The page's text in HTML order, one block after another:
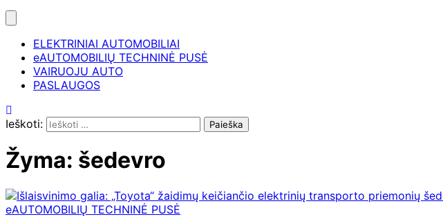
ELEKTRINIAI AUTOMOBILIAI
eAUTOMOBILIŲ TECHNINĖ PUSĖ
VAIRUOJU AUTO
PASLAUGOS
Ieškoti:
Žyma: šedevro
eAUTOMOBILIŲ TECHNINĖ PUSĖ